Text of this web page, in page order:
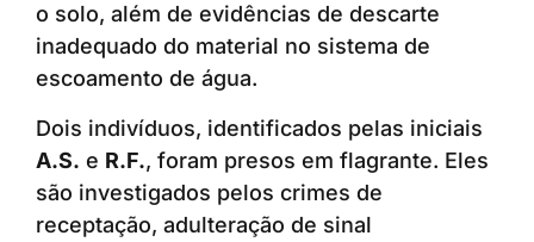
o solo, além de evidências de descarte
inadequado do material no sistema de
escoamento de água.
Dois indivíduos, identificados pelas iniciais
A.S. e R.F., foram presos em flagrante. Eles
são investigados pelos crimes de
receptação, adulteração de sinal